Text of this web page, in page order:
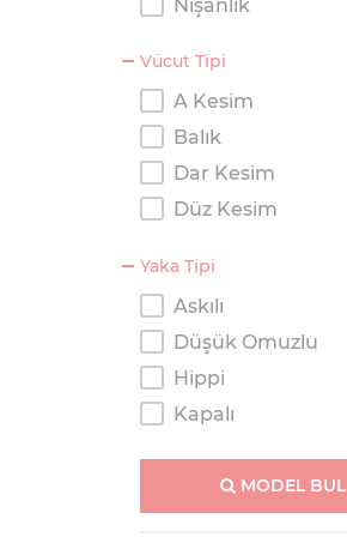
Vücut Tipi
A Kesim
Balık
Dar Kesim
Düz Kesim
Kısa
Prenses
Salaş
Tulum
Yaka Tipi
Askılı
Düşük Omuzlu
Hippi
Kapalı
Kolsuz
M Yaka
MODEL BUL